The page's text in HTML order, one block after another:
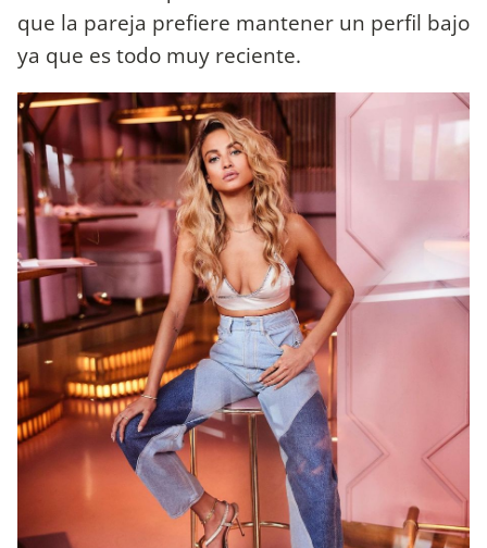
que la pareja prefiere mantener un perfil bajo
ya que es todo muy reciente.